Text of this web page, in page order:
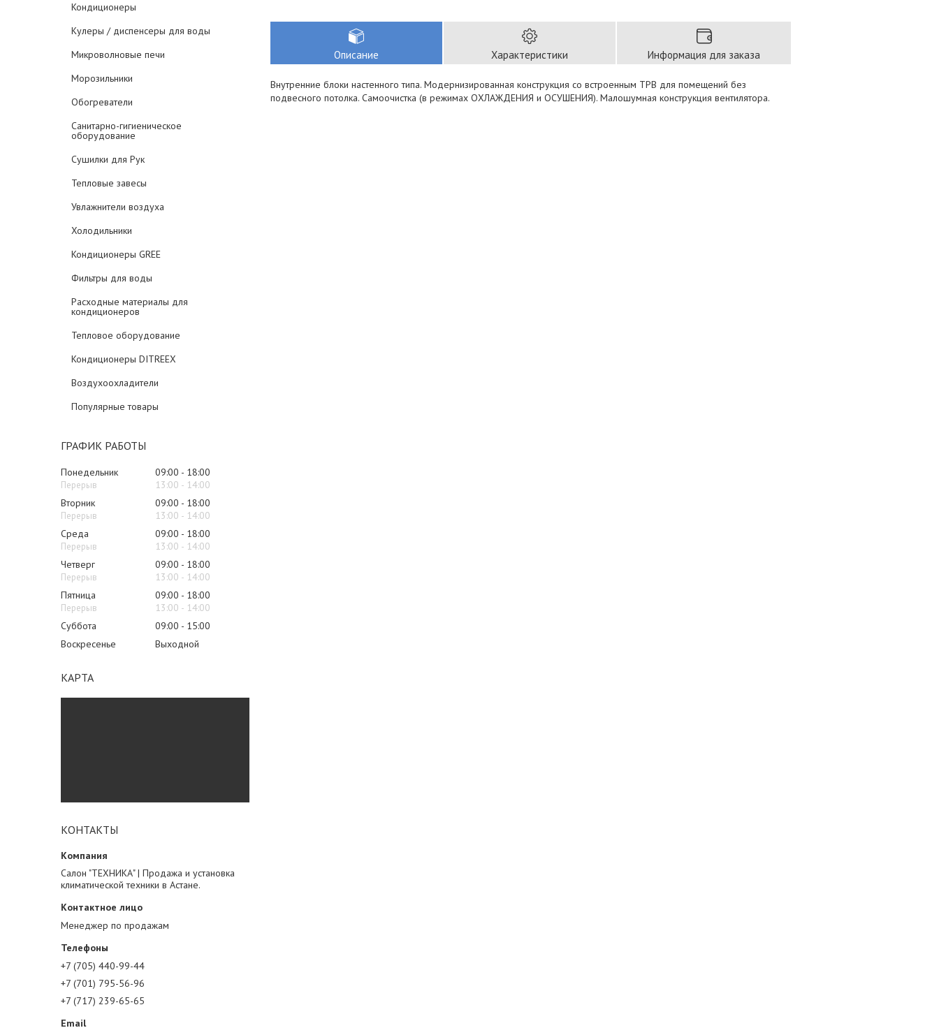
Кондиционеры
Кулеры / диспенсеры для воды
Микроволновые печи
Морозильники
Обогреватели
Санитарно-гигиеническое
оборудование
Сушилки для Рук
Тепловые завесы
Увлажнители воздуха
Холодильники
Кондиционеры GREE
Фильтры для воды
Расходные материалы для
кондиционеров
Тепловое оборудование
Кондиционеры DITREEX
Воздухоохладители
Популярные товары
ГРАФИК РАБОТЫ
Понедельник 09:00
18:00
13:00
14:00
Вторник
09:00
18:00
13:00
14:00
Среда
09:00
18:00
13:00
14:00
Четверг
09:00
18:00
13:00
14:00
Пятница
09:00
18:00
13:00
14:00
Суббота
09:00
15:00
Воскресенье
Выходной
КАРТА
КОНТАКТЫ
Салон "ТЕХНИКА" | Продажа и установка
климатической техники в Астане.
Менеджер по продажам
+7 (705) 440-99-44
+7 (701) 795-56-96
+7 (717) 239-65-65
Описание Характеристики Информация для заказа
Внутренние блоки настенного типа. Модернизированная конструкция со встроенным ТРВ для помещений без
подвесного потолка. Самоочистка (в режимах ОХЛАЖДЕНИЯ и ОСУШЕНИЯ). Малошумная конструкция вентилятора.